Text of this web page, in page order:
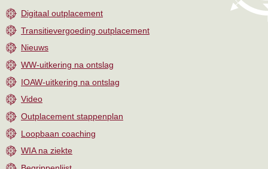
Digitaal outplacement
Transitievergoeding outplacement
Nieuws
WW-uitkering na ontslag
IOAW-uitkering na ontslag
Video
Outplacement stappenplan
Loopbaan coaching
WIA na ziekte